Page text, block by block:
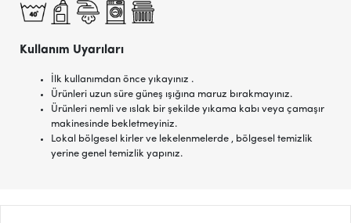
Kullanım Uyarıları
İlk kullanımdan önce yıkayınız .
Ürünleri uzun süre güneş ışığına maruz bırakmayınız.
Ürünleri nemli ve ıslak bir şekilde yıkama kabı veya çamaşır
makinesinde bekletmeyiniz.
Lokal bölgesel kirler ve lekelenmelerde , bölgesel temizlik
yerine genel temizlik yapınız.